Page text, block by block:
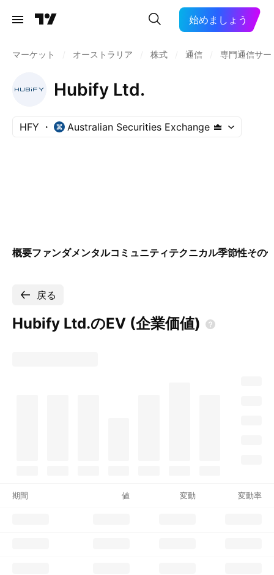
始めましょう
マーケット オーストラリア 株式 通信 専門通信サー
Hubify Ltd.
HFY Australian Securities Exchange
概要ファンダメンタルコミュニティテクニカル季節性その
戻る
Hubify Ltd.のEV (企業価値)
期間 値 変動 変動率